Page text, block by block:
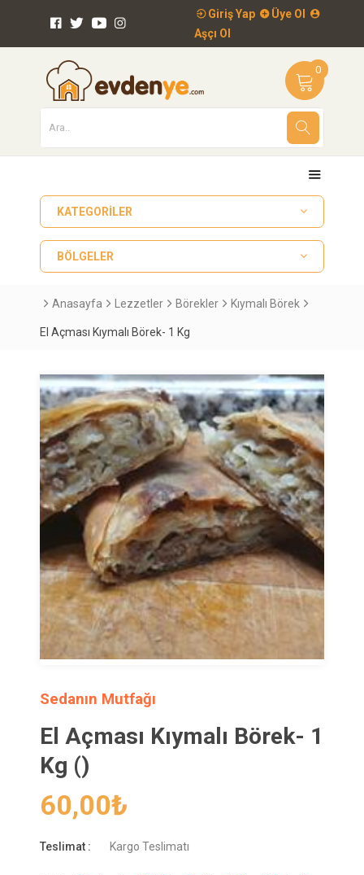
Giriş Yap
Üye Ol
Aşçı Ol
0
KATEGORILER
BÖLGELER
Anasayfa Lezzetler Börekler Kıymalı Börek
El Açması Kıymalı Börek- 1 Kg
Sedanın Mutfağı
El Açması Kıymalı Börek- 1
Kg ()
60,00₺
Teslimat : Kargo Teslimatı